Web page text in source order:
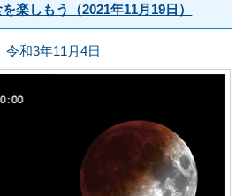
楽しもう（2021年11月19日）
令和3年11月4日